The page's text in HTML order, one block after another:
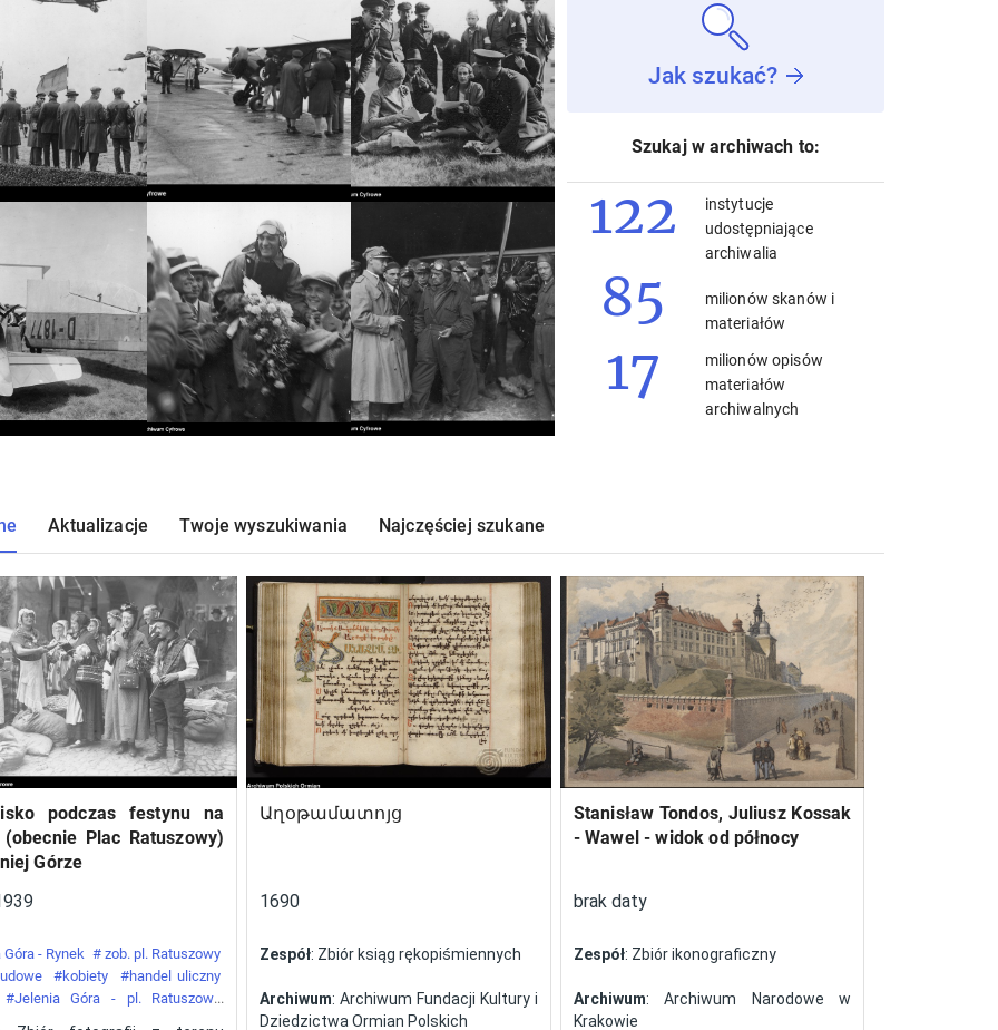
Jak szukać?
Szukaj w archiwach to:
122
instytucje
udostępniające
archiwalia
85
milionów skanów i
materiałów
17
milionów opisów
materiałów
archiwalnych
Aktualizacje Twoje wyszukiwania Najczęściej szukane
podczas festynu na
(obecnie Plac Ratuszowy)
Górze
- Rynek # zob. pl. Ratuszowy
#kobiety
#handel uliczny
#Jelenia Góra - pl. Ratuszowy
Աղօթամատոյց
1690
Zespół: Zbiór ksiąg rękopiśmiennych
Archiwum: Archiwum Fundacji Kultury i
Dziedzictwa Ormian Polskich
Stanisław Tondos, Juliusz Kossak
- Wawel - widok od północy
brak daty
Zespół: Zbiór ikonograficzny
Archiwum: Archiwum Narodowe w
Krakowie